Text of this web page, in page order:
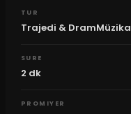
TUR
Trajedi &
SURE
2 dk
PROMIYER